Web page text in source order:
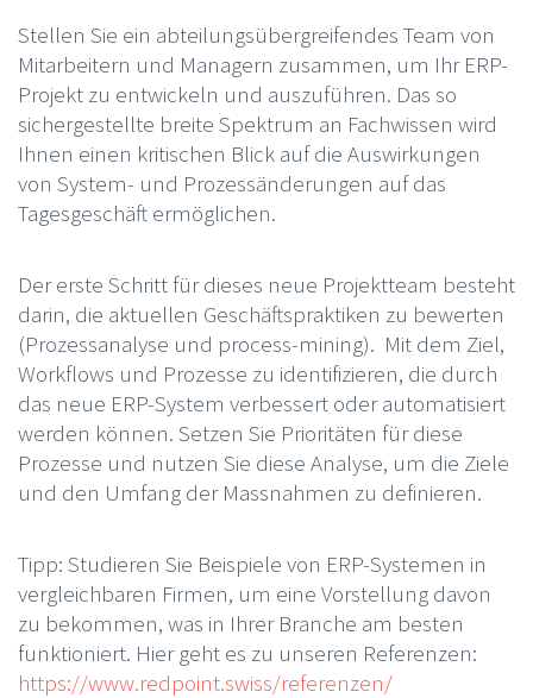
Stellen Sie ein abteilungsübergreifendes Team von
Mitarbeitern und Managern zusammen, um Ihr ERP-
Projekt zu entwickeln und auszuführen. Das so
sichergestellte breite Spektrum an Fachwissen wird
Ihnen einen kritischen Blick auf die Auswirkungen
von System- und Prozessänderungen auf das
Tagesgeschäft ermöglichen.
Der erste Schritt für dieses neue Projektteam besteht
darin, die aktuellen Geschäftspraktiken zu bewerten
(Prozessanalyse und process-mining). Mit dem Ziel,
Workflows und Prozesse zu identifizieren, die durch
das neue ERP-System verbessert oder automatisiert
werden können. Setzen Sie Prioritäten für diese
Prozesse und nutzen Sie diese Analyse, um die Ziele
und den Umfang der Massnahmen zu definieren.
Tipp: Studieren Sie Beispiele von ERP-Systemen in
vergleichbaren Firmen, um eine Vorstellung davon
zu bekommen, was in Ihrer Branche am besten
funktioniert. Hier geht es zu unseren Referenzen:
https://www.redpoint.swiss/referenzen/